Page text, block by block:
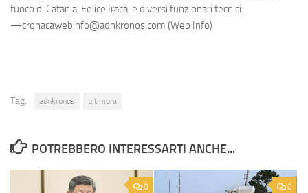
fuoco di Catania, Felice Iracà, e diversi funzionari tecnici.
—cronacawebinfo@adnkronos.com (Web Info)
Tag: adnkronos ultimora
POTREBBERO INTERESSARTI ANCHE...
0 0